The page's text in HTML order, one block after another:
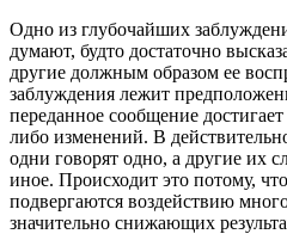
Одно из глубочайших
думают, будто достаточно
другие должным образом ее
заблуждения лежит
переданное сообщение достигает
либо изменений. В
одни говорят одно, а другие их
иное. Происходит это потому,
подвергаются воздействию
значительно снижающих